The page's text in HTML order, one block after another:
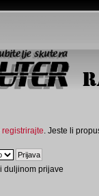
registrirajte . Jeste li
duljinom prijave